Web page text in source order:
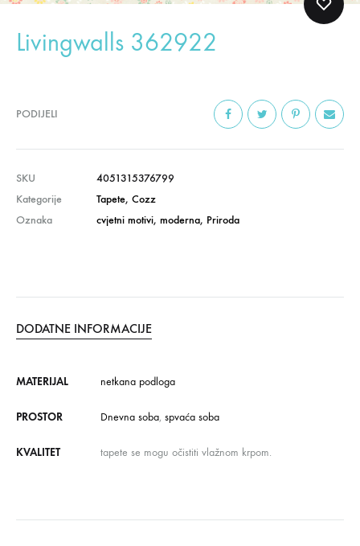
Livingwalls 362922
PODIJELI
SKU
4051315376799
Kategorije
Tapete, Cozz
Oznaka
cvjetni motivi, moderna, Priroda
DODATNE INFORMACIJE
MATERIJAL netkana podloga
PROSTOR Dnevna soba, spvaća soba
KVALITET tapete se mogu očistiti vlažnom krpom.